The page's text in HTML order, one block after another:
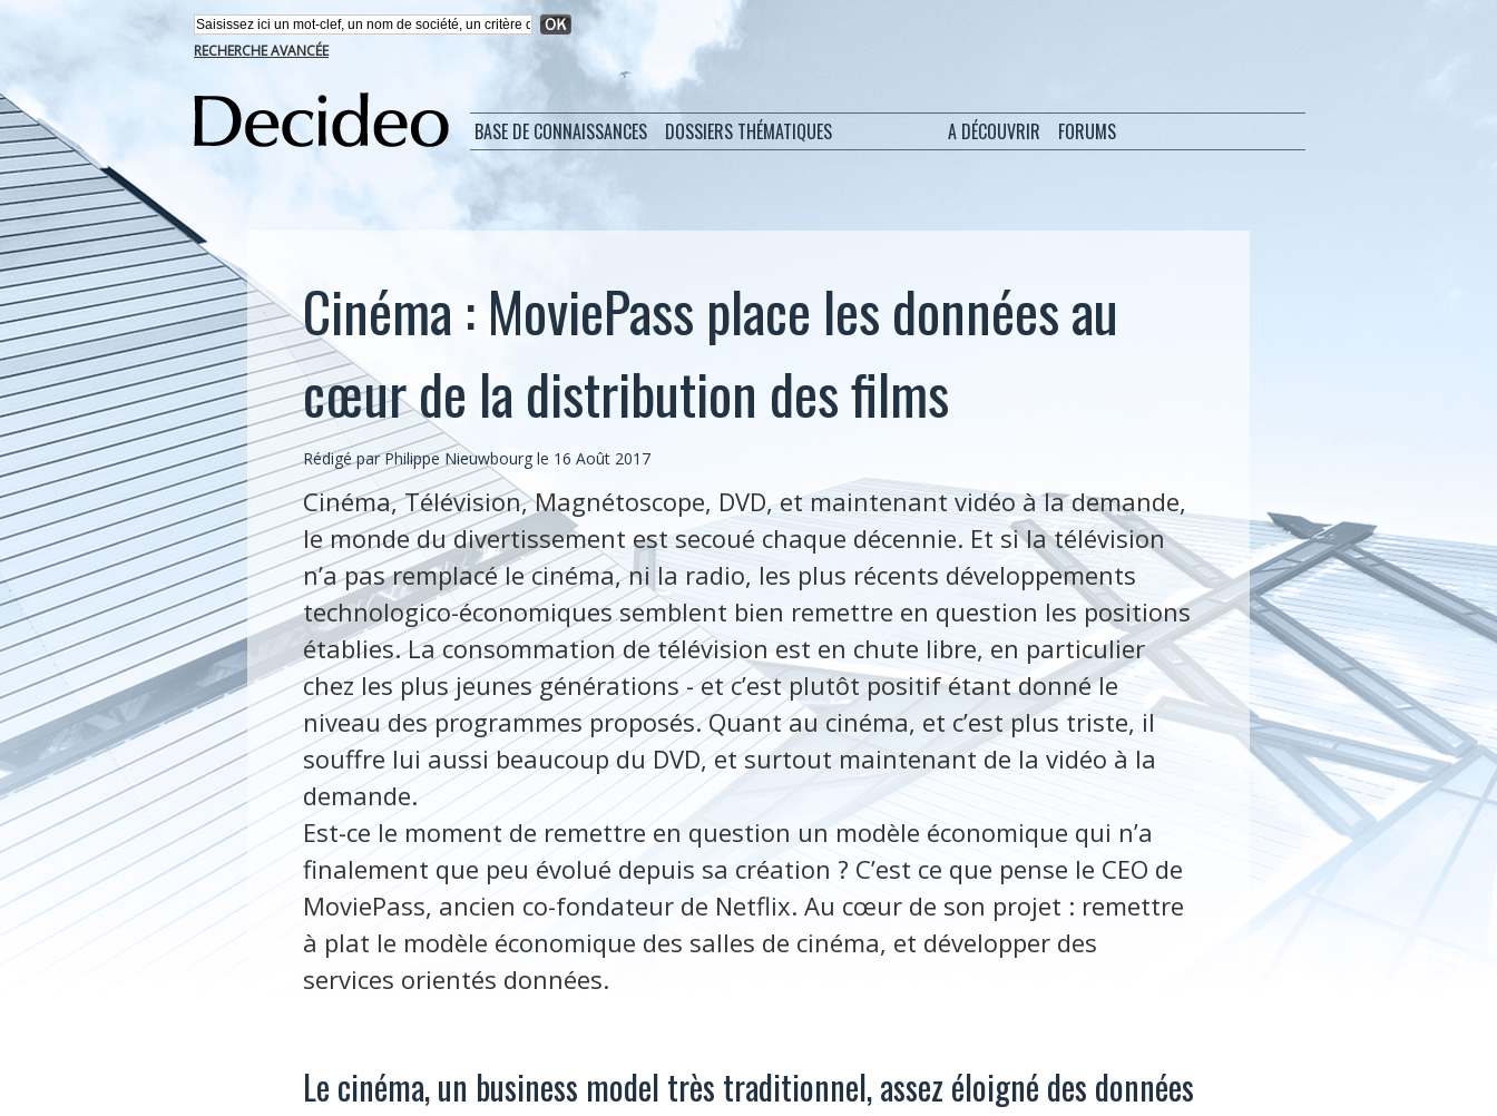
RECHERCHE AVANCÉE
BASE DE CONNAISSANCES DOSSIERS THÉMATIQUES A DÉCOUVRIR FORUMS
Cinéma : MoviePass place les données au
cœur de la distribution des films
Rédigé parPhilippe Nieuwbourgle 16 Août 2017
Cinéma, Télévision, Magnétoscope, DVD, et maintenant vidéo à la demande,
le monde du divertissement est secoué chaque décennie. Et si la télévision
n’a pas remplacé le cinéma, ni la radio, les plus récents développements
technologico-économiques semblent bien remettre en question les positions
établies. La consommation de télévision est en chute libre, en particulier
chez les plus jeunes générations - et c’est plutôt positif étant donné le
niveau des programmes proposés. Quant au cinéma, et c’est plus triste, il
souffre lui aussi beaucoup du DVD, et surtout maintenant de la vidéo à la
demande.
Est-ce le moment de remettre en question un modèle économique qui n’a
finalement que peu évolué depuis sa création ? C’est ce que pense le CEO de
MoviePass, ancien co-fondateur de Netflix. Au cœur de son projet : remettre
à plat le modèle économique des salles de cinéma, et développer des
services orientés données.
Le cinéma, un business model très traditionnel, assez éloigné des données